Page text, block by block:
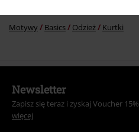
Motywy Basics Odzież Kurtki
Newsletter
Zapisz się teraz i zyskaj Voucher 15%
więcej